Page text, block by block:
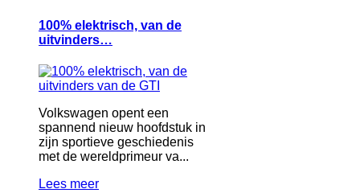
100% elektrisch, van de
uitvinders…
Volkswagen opent een
spannend nieuw hoofdstuk in
zijn sportieve geschiedenis
met de wereldprimeur va...
Lees meer